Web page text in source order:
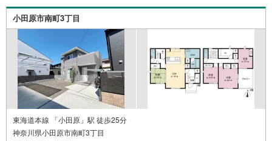
小田原市南町3丁目
東海道本線 「小田原」駅 徒歩25分
神奈川県小田原市南町3丁目